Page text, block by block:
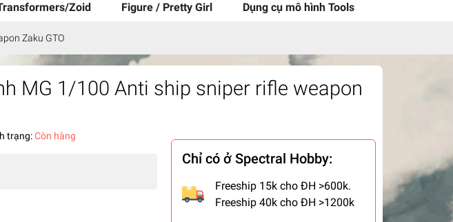
Zoid Figure / Pretty Girl Dụng cụ mô hình Tools
Zaku GTO
MG 1/100 Anti ship sniper rifle weapon
trạng:Còn hàng
Chỉ có ở Spectral Hobby:
Freeship 15k cho ĐH >600k.
Freeship 40k cho ĐH >1200k